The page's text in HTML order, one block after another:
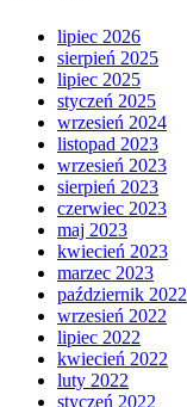
lipiec 2026
sierpień 2025
lipiec 2025
styczeń 2025
wrzesień 2024
listopad 2023
wrzesień 2023
sierpień 2023
czerwiec 2023
maj 2023
kwiecień 2023
marzec 2023
październik 2022
wrzesień 2022
lipiec 2022
kwiecień 2022
luty 2022
styczeń 2022